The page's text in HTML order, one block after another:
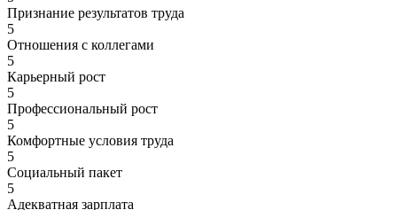
Признание результатов труда
5
Отношения с коллегами
5
Карьерный рост
5
Профессиональный рост
5
Комфортные условия труда
5
Социальный пакет
5
Адекватная зарплата